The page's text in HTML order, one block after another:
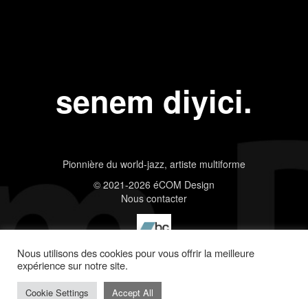
senem diyici.
Pionnière du world-jazz, artiste multiforme
© 2021-2026 éCOM Design
Nous contacter
Nous utilisons des cookies pour vous offrir la meilleure
expérience sur notre site.
Cookie Settings Accept All